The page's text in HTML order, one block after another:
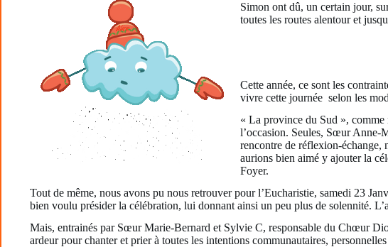
Simon ont dû, un certain jour,
toutes les routes alentour et
Cette année, ce sont les
vivre cette journée selon les
« La province du Sud », comme
l’occasion. Seules, Sœur Anne-
rencontre de réflexion-échange,
aurions bien aimé y ajouter la
Foyer.
Tout de même, nous avons pu nous retrouver pour l’Eucharistie, samedi 23
bien voulu présider la célébration, lui donnant ainsi un peu plus de solennité.
Mais, entrainés par Sœur Marie-Bernard et Sylvie C, responsable du Chœur
ardeur pour chanter et prier à toutes les intentions communautaires,